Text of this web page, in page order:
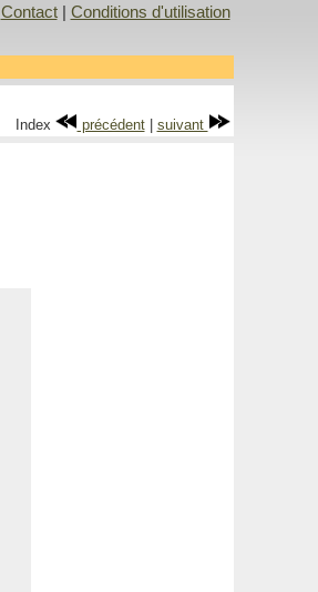
Contact| Conditions d'utilisation
Index précédent| suivant